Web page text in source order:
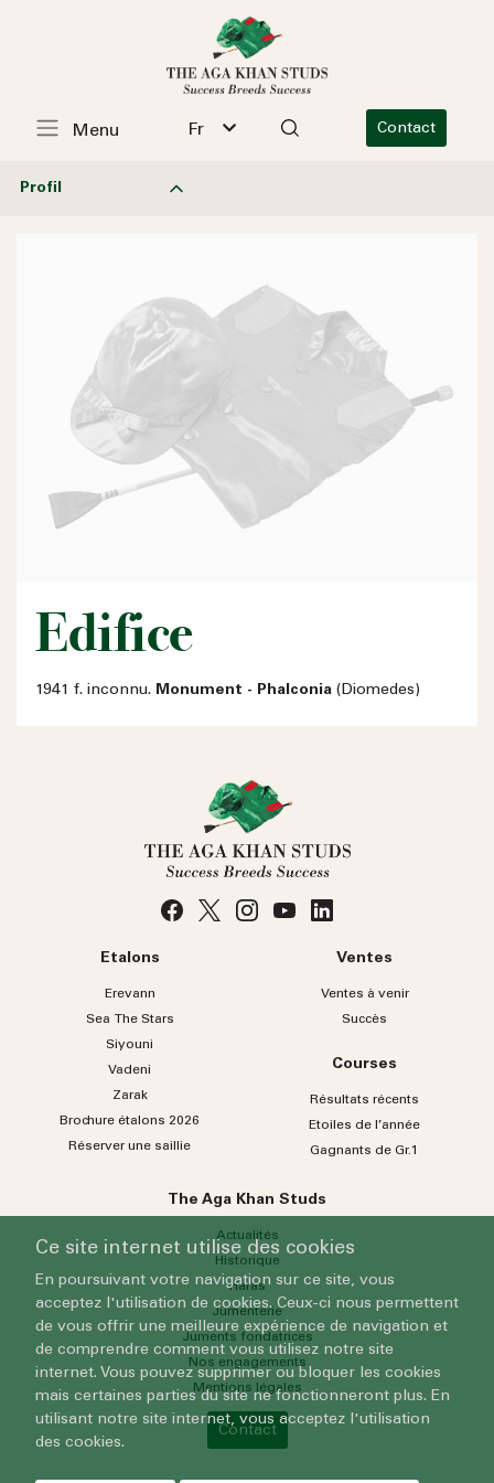
Fr Contact
Menu
Profil
Edifice
1941 f. inconnu. Monument - Phalconia (Diomedes)
Etalons
Erevann
Sea TheStars
Siyouni
Vadeni
Zarak
Brochure étalons 2026
Réserver une saillie
Ventes
Ventes à venir
Succès
Courses
Résultats récents
Etoiles de l’année
Gagnants de Gr.1
The Aga Khan Studs
Actualités
Historique
Haras
Jumenterie
Juments fondatrices
Nos engagements
Mentions légales
Contact
Ce site internet utilise des cookies
En poursuivant votre navigation sur ce site, vous
acceptez l'utilisation de cookies. Ceux-ci nous permettent
de vous offrir une meilleure expérience de navigation et
de comprendre comment vous utilisez notre site
internet. Vous pouvez supprimer ou bloquer les cookies
mais certaines parties du site ne fonctionneront plus. En
utilisant notre site internet, vous acceptez l'utilisation
des cookies.